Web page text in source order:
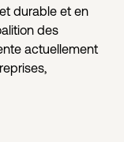
durable et en
des
actuellement